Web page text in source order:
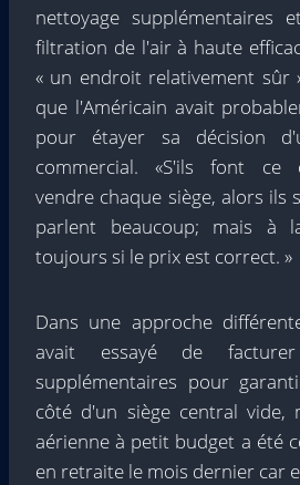
nettoyage supplémentaires
filtration de l'air à haute
« un endroit relativement sûr
que l'Américain avait
pour étayer sa décision
commercial. «S'ils font ce
vendre chaque siège, alors ils
parlent beaucoup; mais à
toujours si le prix est correct. »
Dans une approche
avait essayé de
supplémentaires pour
côté d'un siège central vide,
aérienne à petit budget a été
en retraite le mois dernier car